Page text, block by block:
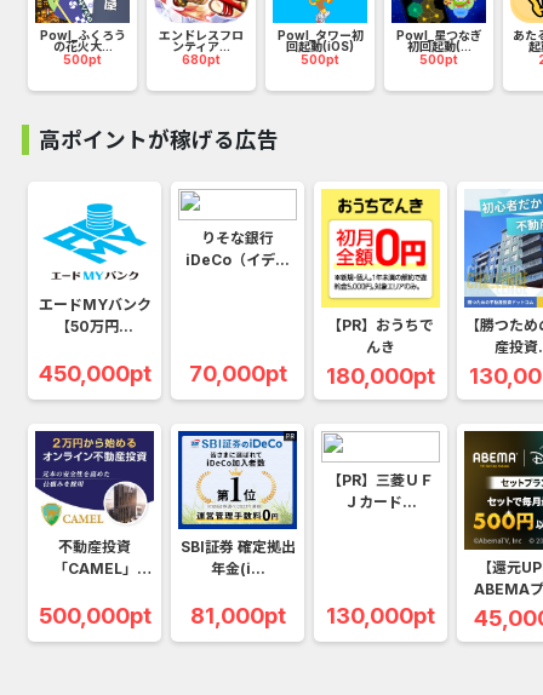
Powl_ふくろう
の花火大...
500pt
エンドレスフロ
ンティア...
680pt
Powl_タワー初
回起動(iOS)
500pt
Powl_星つなぎ
初回起動(...
500pt
あた
高ポイントが稼げる広告
エードMYバンク
【50万円...
450,000pt
不動産投資
「CAMEL」
500,000pt
りそな銀行
iDeCo（イデ...
70,000pt
SBI証券 確定拠出
年金(i...
81,000pt
【PR】おうちで
んき
180,000pt
【PR】三菱ＵＦ
Ｊカード...
130,000pt
【勝つた
産投
【還元
ABEMA